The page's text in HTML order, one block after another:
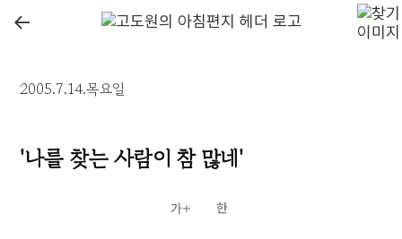
←
2005.7.14.목요일
'나를 찾는 사람이 참 많네'